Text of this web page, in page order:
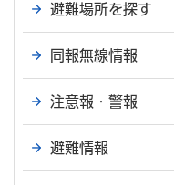
避難場所を探す
同報無線情報
注意報・警報
避難情報